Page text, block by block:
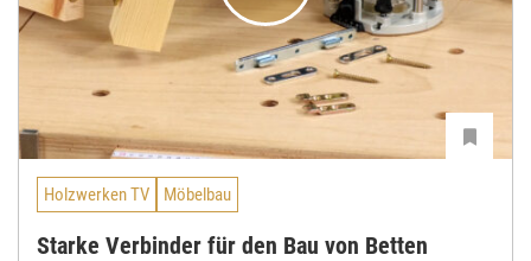
Holzwerken TV Möbelbau
Starke Verbinder für den Bau von Betten